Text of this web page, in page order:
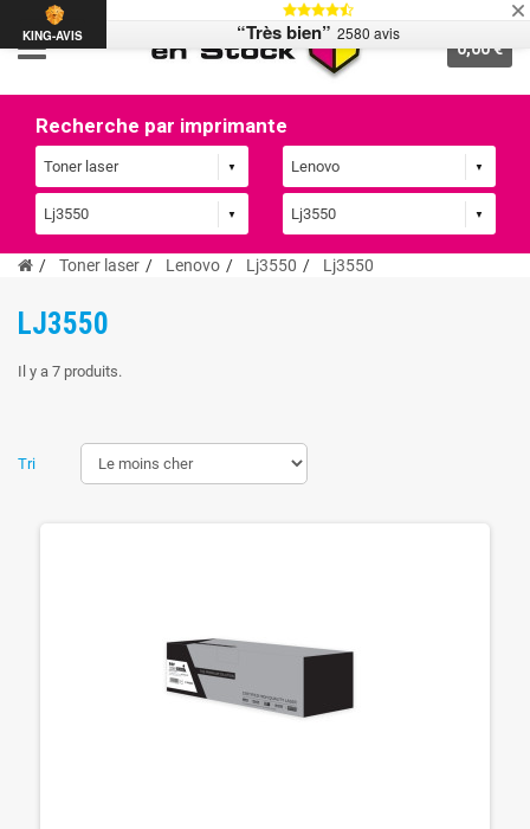
0,00 €
Recherche par imprimante
Toner laser Lenovo Lj3550 Lj3550
LJ3550
Il y a 7 produits.
Tri
KING-AVIS “Très bien” 2580 avis